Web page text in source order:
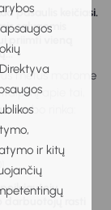
ir kitų
pasaulis keičiasi.
sąlygomis
priimti vieną
metus matome
apie tai,
darbo rinka:
darbuotojų rasti